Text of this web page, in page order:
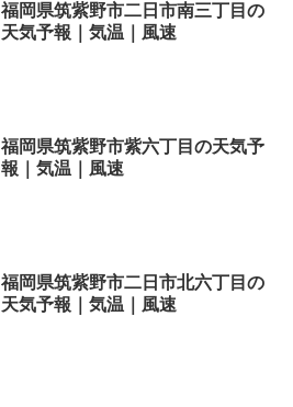
福岡県筑紫野市二日市南三丁目の
天気予報｜気温｜風速
福岡県筑紫野市紫六丁目の天気予
報｜気温｜風速
福岡県筑紫野市二日市北六丁目の
天気予報｜気温｜風速